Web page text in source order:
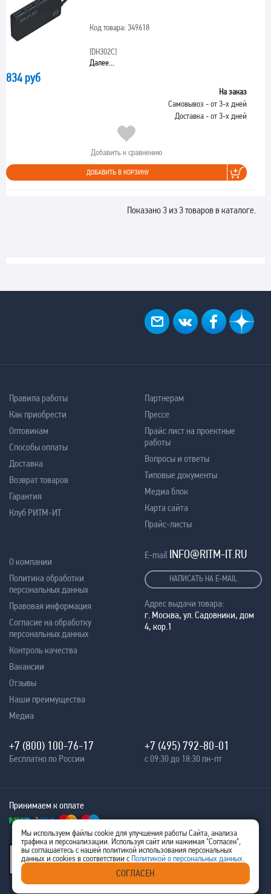
Код товара: 349618
[DH302C]
Далее...
834 руб
На заказ
Самовывоз - от 3-х дней
Доставка - от 3-х дней
Добавить к сравнению
ДОБАВИТЬ В КОРЗИНУ
Показано 3 из 3 товаров в каталоге.
Правила работы
Как приобрести
Оптовикам
Способы оплаты
Доставка
Возврат товаров
Гарантия
Клуб РИТМ-ИТ
Партнерам
Прессе
Прайс лист на проектные
работы
Вопросы и ответы
Типовые документы
Медиа блок
Карта сайта
Прайс-листы
О компании
Политика обработки
персональных данных
Правовая информация
Согласие на обработку
персональных данных
Контроль качества
Вакансии
Отзывы
Наши преимущества
Медиа
E-mail INFO@RITM-IT.RU
НАПИСАТЬ НА E-MAIL
Адрес выдачи товара:
г. Москва, ул. Садовники, дом
4, кор.1
+7 (800) 100-76-17
Бесплатно по России
+7 (495) 792-80-01
с 09:30 до 18:30 пн-пт
Принимаем к оплате
® 2005 - 2026
Ritm-IT
Мы используем файлы cookie для улучшения работы Сайта, анализа
трафика и персонализации. Используя сайт или нажимая "Согласен",
вы соглашаетесь с нашей политикой использования персональных
данных и cookies в соответствии с Политикой о персональных данных
СОГЛАСЕН